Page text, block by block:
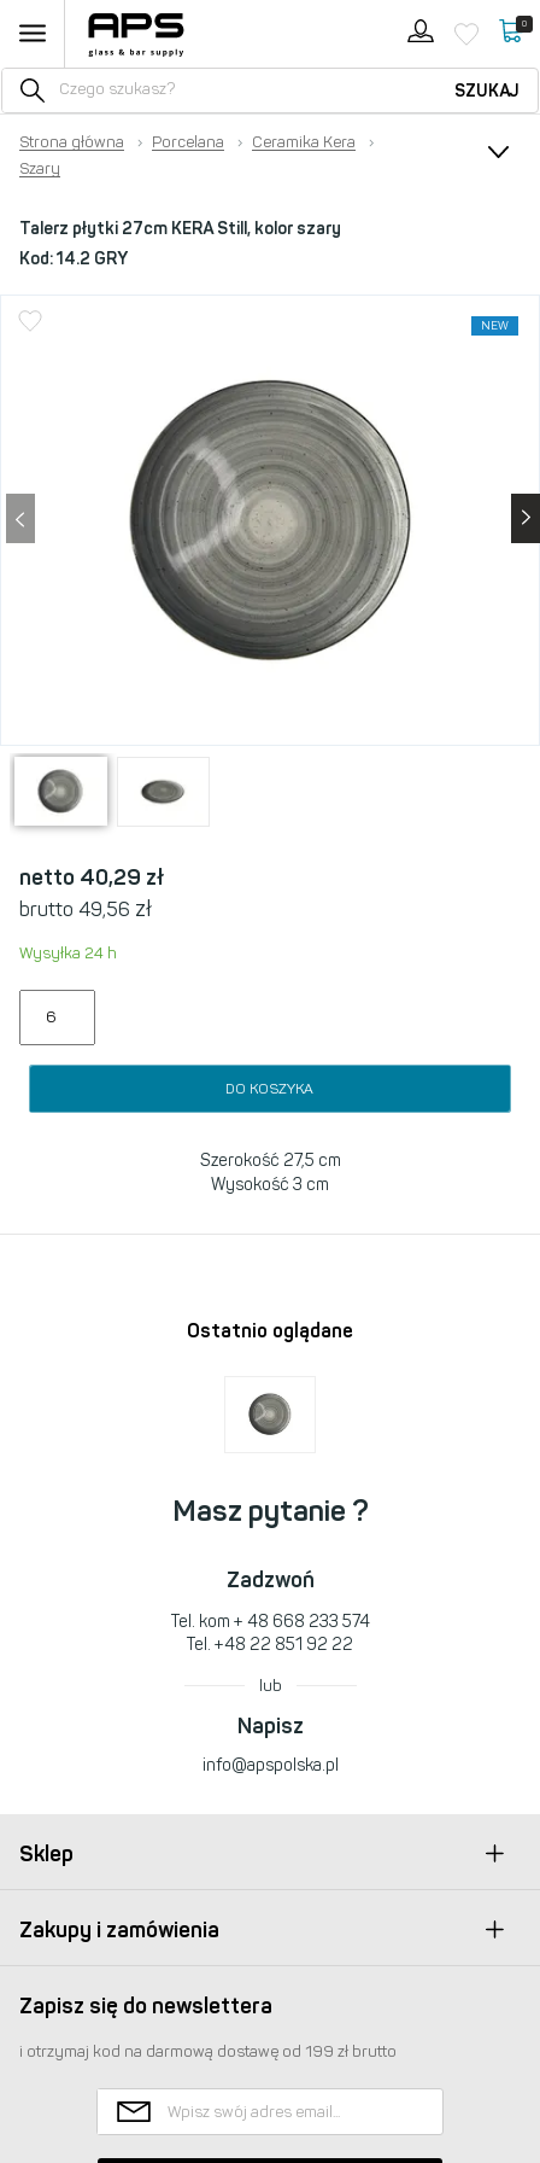
0
SZUKAJ
Strona główna › Porcelana › Ceramika Kera
›
Szary
Talerz płytki 27cm KERA Still, kolor szary
Kod:14.2 GRY
NEW
netto 40,29 zł
brutto 49,56 zł
Wysyłka 24 h
DO KOSZYKA
Szerokość 27,5 cm
Wysokość 3 cm
Ostatnio oglądane
Masz pytanie ?
Zadzwoń
Tel. kom + 48 668 233 574
Tel. +48 22 851 92 22
lub
Napisz
info@apspolska.pl
Sklep
Zakupy i zamówienia
Zapisz się do newslettera
i otrzymaj kod na darmową dostawę od 199 zł brutto